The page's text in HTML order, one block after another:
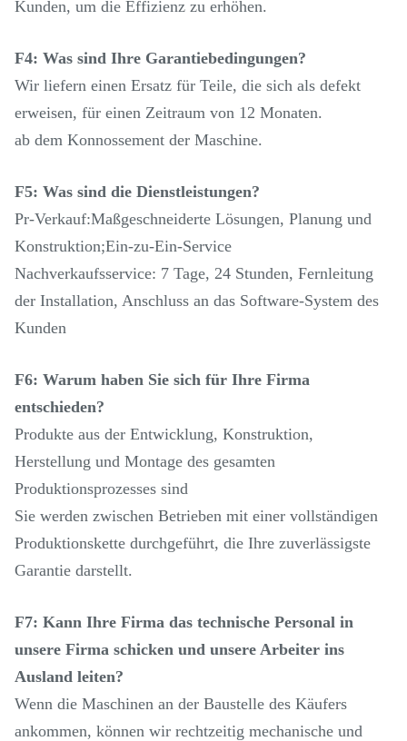
Kunden, um die Effizienz zu erhöhen.
F4: Was sind Ihre Garantiebedingungen?
Wir liefern einen Ersatz für Teile, die sich als defekt
erweisen, für einen Zeitraum von 12 Monaten.
ab dem Konnossement der Maschine.
F5: Was sind die Dienstleistungen?
Pr-Verkauf:Maßgeschneiderte Lösungen, Planung und
Konstruktion;Ein-zu-Ein-Service
Nachverkaufsservice: 7 Tage, 24 Stunden, Fernleitung
der Installation, Anschluss an das Software-System des
Kunden
F6: Warum haben Sie sich für Ihre Firma
entschieden?
Produkte aus der Entwicklung, Konstruktion,
Herstellung und Montage des gesamten
Produktionsprozesses sind
Sie werden zwischen Betrieben mit einer vollständigen
Produktionskette durchgeführt, die Ihre zuverlässigste
Garantie darstellt.
F7: Kann Ihre Firma das technische Personal in
unsere Firma schicken und unsere Arbeiter ins
Ausland leiten?
Wenn die Maschinen an der Baustelle des Käufers
ankommen, können wir rechtzeitig mechanische und